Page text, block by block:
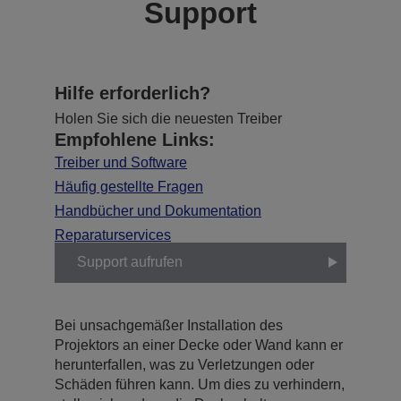
Support
Hilfe erforderlich?
Holen Sie sich die neuesten Treiber
Empfohlene Links:
Treiber und Software
Häufig gestellte Fragen
Handbücher und Dokumentation
Reparaturservices
Support aufrufen
Bei unsachgemäßer Installation des
Projektors an einer Decke oder Wand kann er
herunterfallen, was zu Verletzungen oder
Schäden führen kann. Um dies zu verhindern,